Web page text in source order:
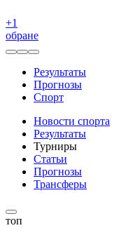
+1
обране
Результаты
Прогнозы
Спорт
Новости спорта
Результаты
Турниры
Статьи
Прогнозы
Трансферы
топ